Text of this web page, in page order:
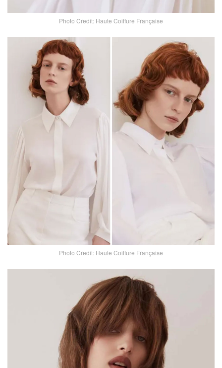
Photo Credit: Haute Coiffure Française
Photo Credit: Haute Coiffure Française